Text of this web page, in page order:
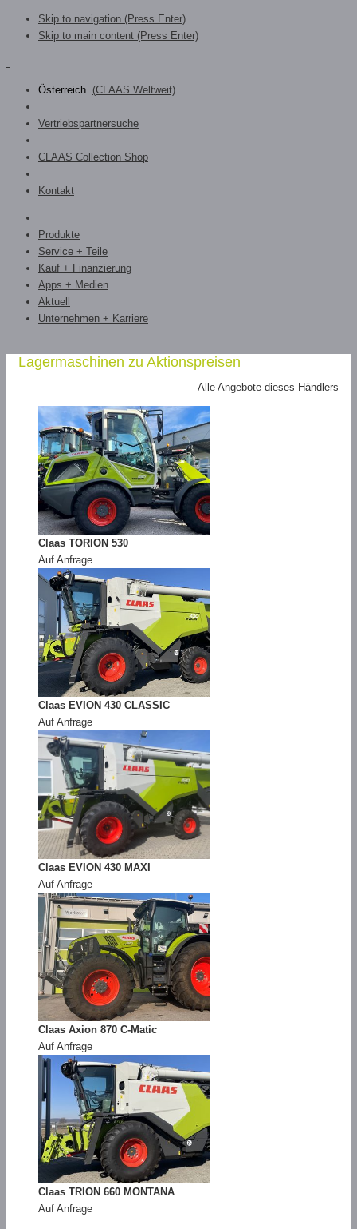
Skip to navigation (Press Enter)
Skip to main content (Press Enter)
Österreich (CLAAS Weltweit)
Vertriebspartnersuche
CLAAS Collection Shop
Kontakt
Produkte
Service + Teile
Kauf + Finanzierung
Apps + Medien
Aktuell
Unternehmen + Karriere
Lagermaschinen zu Aktionspreisen
Alle Angebote dieses Händlers
Claas TORION 530
Auf Anfrage
Claas EVION 430 CLASSIC
Auf Anfrage
Claas EVION 430 MAXI
Auf Anfrage
Claas Axion 870 C-Matic
Auf Anfrage
Claas TRION 660 MONTANA
Auf Anfrage